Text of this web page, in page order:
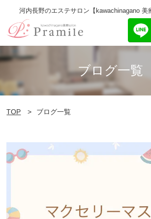
河内長野のエステサロン【kawachinagano 美
ブログ一覧
TOP ブログ一覧